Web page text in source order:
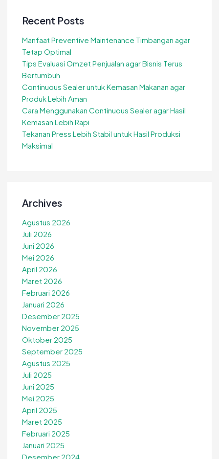
Jual
Recent Posts
Manfaat Preventive Maintenance Timbangan agar
Tetap Optimal
Tips Evaluasi Omzet Penjualan agar Bisnis Terus
Bertumbuh
Continuous Sealer untuk Kemasan Makanan agar
Produk Lebih Aman
Cara Menggunakan Continuous Sealer agar Hasil
Kemasan Lebih Rapi
Tekanan Press Lebih Stabil untuk Hasil Produksi
Maksimal
Archives
Agustus 2026
Juli 2026
Juni 2026
Mei 2026
April 2026
Maret 2026
Februari 2026
Januari 2026
Desember 2025
November 2025
Oktober 2025
September 2025
Agustus 2025
Juli 2025
Juni 2025
Mei 2025
April 2025
Maret 2025
Februari 2025
Januari 2025
Desember 2024